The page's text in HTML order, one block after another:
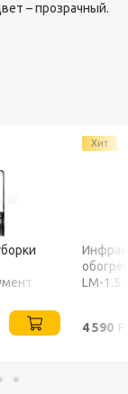
– прозрачный.
Хит
LM-
4 590